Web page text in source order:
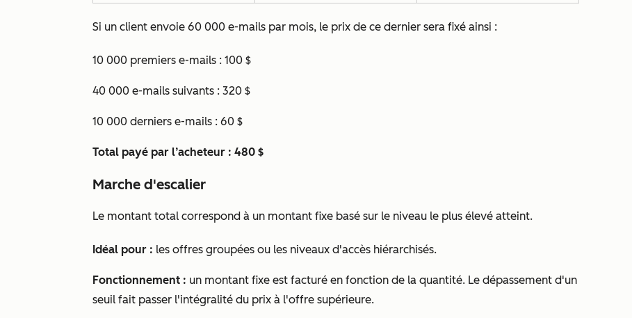
Si un client envoie 60 000 e-mails par mois, le prix de ce dernier sera fixé ainsi :
10 000 premiers e-mails : 100 $
40 000 e-mails suivants : 320 $
10 000 derniers e-mails : 60 $
Total payé par l’acheteur : 480 $
Marche d'escalier
Le montant total correspond à un montant fixe basé sur le niveau le plus élevé atteint.
Idéal pour : les offres groupées ou les niveaux d'accès hiérarchisés.
Fonctionnement : un montant fixe est facturé en fonction de la quantité. Le dépassement d'un
seuil fait passer l'intégralité du prix à l'offre supérieure.